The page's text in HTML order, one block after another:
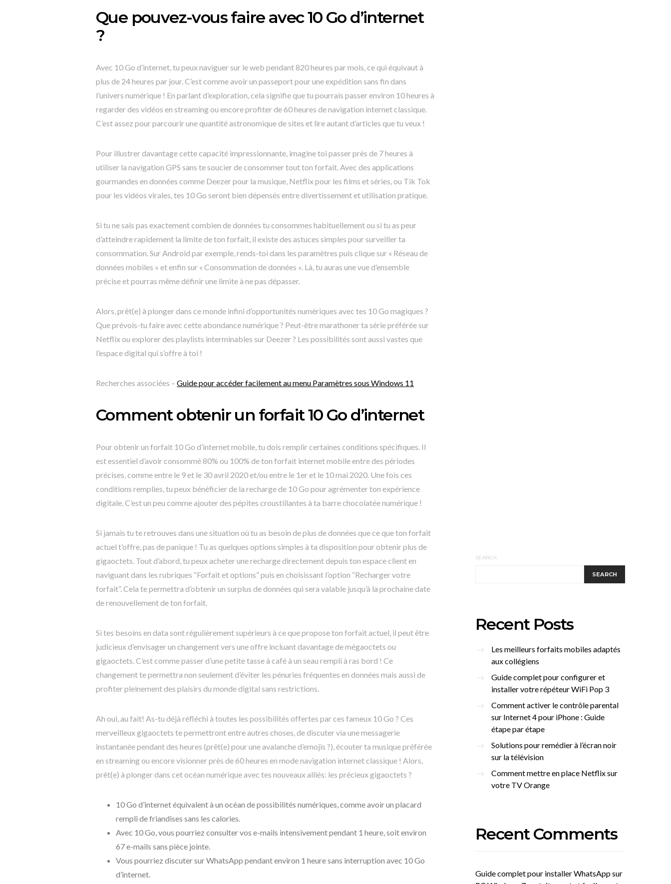
Que pouvez-vous faire avec 10 Go d’internet
?
Avec 10 Go d’internet, tu peux naviguer sur le web pendant 820 heures par mois, ce qui équivaut à
plus de 24 heures par jour. C’est comme avoir un passeport pour une expédition sans fin dans
l’univers numérique ! En parlant d’exploration, cela signifie que tu pourrais passer environ 10 heures à
regarder des vidéos en streaming ou encore profiter de 60 heures de navigation internet classique.
C’est assez pour parcourir une quantité astronomique de sites et lire autant d’articles que tu veux !
Pour illustrer davantage cette capacité impressionnante, imagine toi passer près de 7 heures à
utiliser la navigation GPS sans te soucier de consommer tout ton forfait. Avec des applications
gourmandes en données comme Deezer pour la musique, Netflix pour les films et séries, ou Tik Tok
pour les vidéos virales, tes 10 Go seront bien dépensés entre divertissement et utilisation pratique.
Si tu ne sais pas exactement combien de données tu consommes habituellement ou si tu as peur
d’atteindre rapidement la limite de ton forfait, il existe des astuces simples pour surveiller ta
consommation. Sur Android par exemple, rends-toi dans les paramètres puis clique sur « Réseau de
données mobiles » et enfin sur « Consommation de données ». Là, tu auras une vue d’ensemble
précise et pourras même définir une limite à ne pas dépasser.
Alors, prêt(e) à plonger dans ce monde infini d’opportunités numériques avec tes 10 Go magiques ?
Que prévois-tu faire avec cette abondance numérique ? Peut-être marathoner ta série préférée sur
Netflix ou explorer des playlists interminables sur Deezer ? Les possibilités sont aussi vastes que
l’espace digital qui s’offre à toi !
Recherches associées – Guide pour accéder facilement au menu Paramètres sous Windows 11
Comment obtenir un forfait 10 Go d’internet
Pour obtenir un forfait 10 Go d’internet mobile, tu dois remplir certaines conditions spécifiques. Il
est essentiel d’avoir consommé 80% ou 100% de ton forfait internet mobile entre des périodes
précises, comme entre le 9 et le 30 avril 2020 et/ou entre le 1er et le 10 mai 2020. Une fois ces
conditions remplies, tu peux bénéficier de la recharge de 10 Go pour agrémenter ton expérience
digitale. C’est un peu comme ajouter des pépites croustillantes à ta barre chocolatée numérique !
Si jamais tu te retrouves dans une situation où tu as besoin de plus de données que ce que ton forfait
actuel t’offre, pas de panique ! Tu as quelques options simples à ta disposition pour obtenir plus de
gigaoctets. Tout d’abord, tu peux acheter une recharge directement depuis ton espace client en
naviguant dans les rubriques “Forfait et options” puis en choisissant l’option “Recharger votre
forfait”. Cela te permettra d’obtenir un surplus de données qui sera valable jusqu’à la prochaine date
de renouvellement de ton forfait.
Si tes besoins en data sont régulièrement supérieurs à ce que propose ton forfait actuel, il peut être
judicieux d’envisager un changement vers une offre incluant davantage de mégaoctets ou
gigaoctets. C’est comme passer d’une petite tasse à café à un seau rempli à ras bord ! Ce
changement te permettra non seulement d’éviter les pénuries fréquentes en données mais aussi de
profiter pleinement des plaisirs du monde digital sans restrictions.
Ah oui, au fait! As-tu déjà réfléchi à toutes les possibilités offertes par ces fameux 10 Go ? Ces
merveilleux gigaoctets te permettront entre autres choses, de discuter via une messagerie
instantanée pendant des heures (prêt(e) pour une avalanche d’emojis ?), écouter ta musique préférée
en streaming ou encore visionner près de 60 heures en mode navigation internet classique ! Alors,
prêt(e) à plonger dans cet océan numérique avec tes nouveaux alliés: les précieux gigaoctets ?
10 Go d’internet équivalent à un océan de possibilités numériques, comme avoir un placard
rempli de friandises sans les calories.
Avec 10 Go, vous pourriez consulter vos e-mails intensivement pendant 1 heure, soit environ
67 e-mails sans pièce jointe.
Vous pourriez discuter sur WhatsApp pendant environ 1 heure sans interruption avec 10 Go
d’internet.
SEARCH
SEARCH
Recent Posts
Les meilleurs forfaits mobiles adaptés
aux collégiens
Guide complet pour configurer et
installer votre répéteur WiFi Pop 3
Comment activer le contrôle parental
sur Internet 4 pour iPhone : Guide
étape par étape
Solutions pour remédier à l’écran noir
sur la télévision
Comment mettre en place Netflix sur
votre TV Orange
Recent Comments
Guide complet pour installer WhatsApp sur